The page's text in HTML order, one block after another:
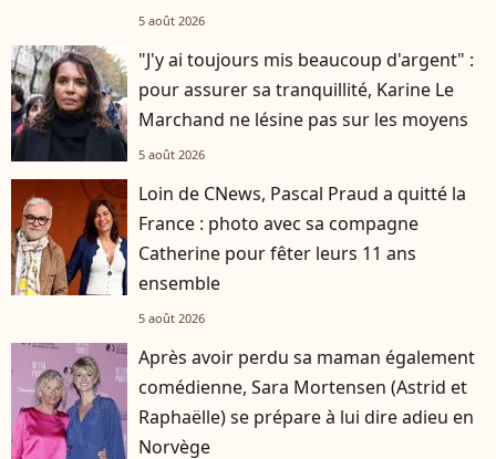
5 août 2026
"J'y ai toujours mis beaucoup d'argent" :
pour assurer sa tranquillité, Karine Le
Marchand ne lésine pas sur les moyens
5 août 2026
Loin de CNews, Pascal Praud a quitté la
France : photo avec sa compagne
Catherine pour fêter leurs 11 ans
ensemble
5 août 2026
Après avoir perdu sa maman également
comédienne, Sara Mortensen (Astrid et
Raphaëlle) se prépare à lui dire adieu en
Norvège